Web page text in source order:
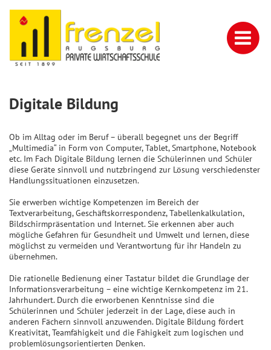
Digitale Bildung
Ob im Alltag oder im Beruf – überall begegnet uns der Begriff
„Multimedia“ in Form von Computer, Tablet, Smartphone, Notebook
etc. Im Fach Digitale Bildung lernen die Schülerinnen und Schüler
diese Geräte sinnvoll und nutzbringend zur Lösung verschiedenster
Handlungssituationen einzusetzen.
Sie erwerben wichtige Kompetenzen im Bereich der
Textverarbeitung, Geschäftskorrespondenz, Tabellenkalkulation,
Bildschirmpräsentation und Internet. Sie erkennen aber auch
mögliche Gefahren für Gesundheit und Umwelt und lernen, diese
möglichst zu vermeiden und Verantwortung für ihr Handeln zu
übernehmen.
Die rationelle Bedienung einer Tastatur bildet die Grundlage der
Informationsverarbeitung – eine wichtige Kernkompetenz im 21.
Jahrhundert. Durch die erworbenen Kenntnisse sind die
Schülerinnen und Schüler jederzeit in der Lage, diese auch in
anderen Fächern sinnvoll anzuwenden. Digitale Bildung fördert
Kreativität, Teamfähigkeit und die Fähigkeit zum logischen und
problemlösungsorientierten Denken.